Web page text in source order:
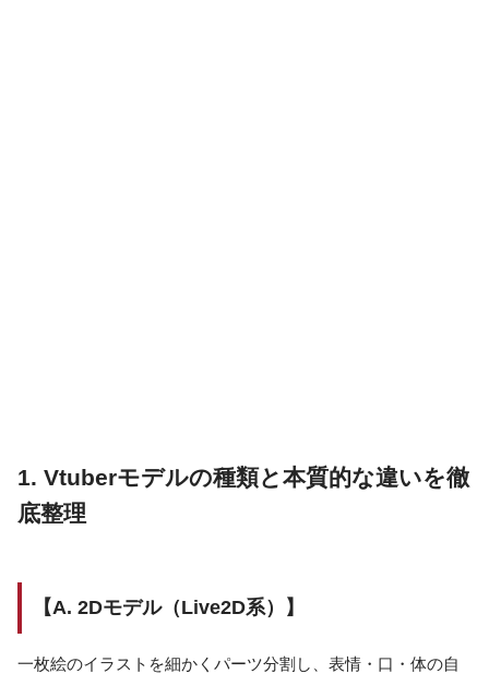
1. Vtuberモデルの種類と本質的な違いを徹
底整理
【A. 2Dモデル（Live2D系）】
一枚絵のイラストを細かくパーツ分割し、表情・口・体の自